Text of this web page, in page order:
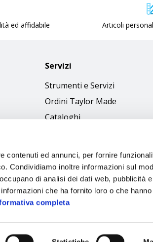
contenuti ed annunci, per fornire
Condividiamo inoltre informazioni sul
di analisi dei dati web, pubblicità
che ha fornito loro o che
completa
ed affidabile Articoli
Servizi
Strumenti e Servizi
Ordini Taylor Made
Cataloghi